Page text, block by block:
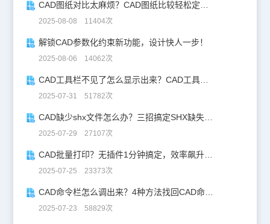
CAD图纸对比太麻烦？CAD图纸比较轻松定位修改，开启高效设计之旅
2025-08-08 11404次
解锁CAD参数化约束新功能，设计快人一步！
2025-08-06 14062次
CAD工具栏不见了怎么显示出来？CAD工具栏恢复指南
2025-07-31 51782次
CAD缺少shx文件怎么办？三招搞定SHX缺失难题
2025-07-29 27107次
CAD批量打印？无插件1分钟搞定，效率飙升90%！
2025-07-25 23373次
CAD命令栏怎么调出来？4种方法找回CAD命令栏
2025-07-23 58829次